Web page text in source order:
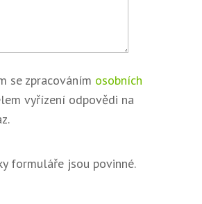
se zpracováním osobních
vyřízení odpovědi na
formuláře jsou povinné.